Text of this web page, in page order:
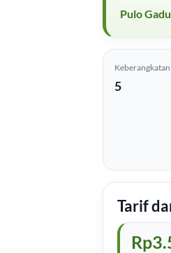
Pulo
5
Tarif